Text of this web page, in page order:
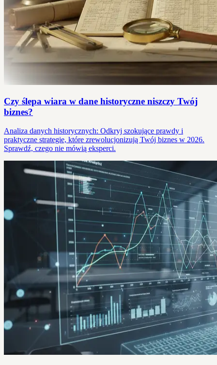
Czy ślepa wiara w dane historyczne niszczy Twój
biznes?
Analiza danych historycznych: Odkryj szokujące prawdy i
praktyczne strategie, które zrewolucjonizują Twój biznes w 2026.
Sprawdź, czego nie mówią eksperci.